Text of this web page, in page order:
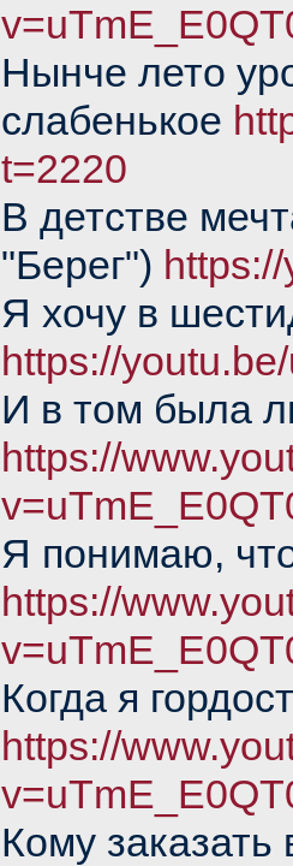
Нынче лето
слабенькое
t=2220
В детстве
"Берег")
Я хочу в
https://
И в том была
https://
Я понимаю,
https://
Когда я
https://
Кому заказать